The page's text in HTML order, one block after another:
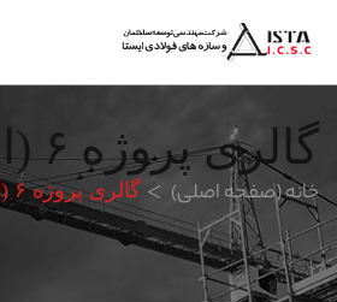
گالری پروژه ۶ (اسلایدر)
خانه (صفحه اصلی) گالری پروژه ۶ (اسلایدر)